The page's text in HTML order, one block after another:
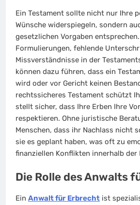
Ein Testament sollte nicht nur Ihre
Wünsche widerspiegeln, sondern
gesetzlichen Vorgaben
Formulierungen, fehlende
Missverständnisse in der
können dazu führen, dass ein
wird oder vor Gericht keinen
rechtssicheres Testament schützt
stellt sicher, dass Ihre Erben Ihre
respektieren. Ohne juristische
Menschen, dass ihr Nachlass nicht
sie es geplant haben, was oft zu
finanziellen Konflikten innerhalb der
Die Rolle des Anwalts
Ein Anwalt für Erbrecht ist